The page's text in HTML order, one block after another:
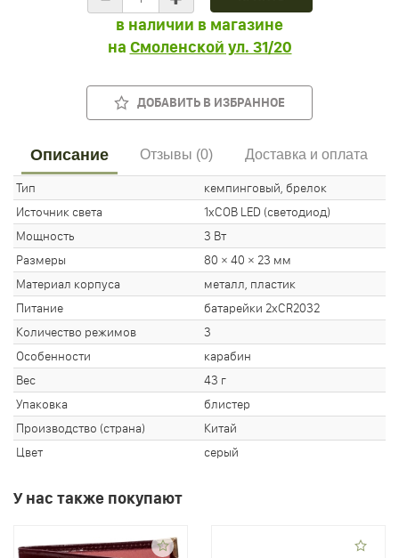
в наличии в магазине
на Смоленской ул. 31/20
ДОБАВИТЬ В ИЗБРАННОЕ
Описание Отзывы (0) Доставка и оплата
Тип
кемпинговый, брелок
Источник света
1xCOB LED (светодиод)
Мощность
3 Вт
Размеры
80 × 40 × 23 мм
Материал корпуса
металл, пластик
Питание
батарейки 2хCR2032
Количество режимов
3
Особенности
карабин
Вес
43 г
Упаковка
блистер
Производство (страна)
Китай
Цвет
серый
У нас также покупают